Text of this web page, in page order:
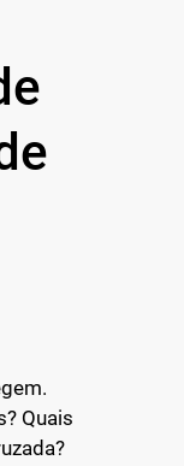
Quais